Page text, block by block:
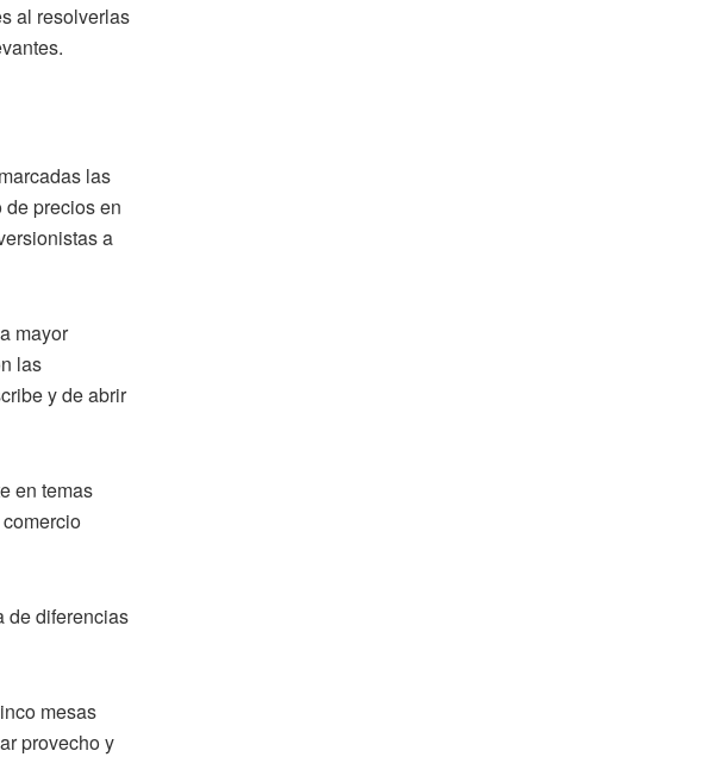
al resolverlas
las
precios en
a
mayor
las
y de abrir
en temas
de diferencias
mesas
provecho y